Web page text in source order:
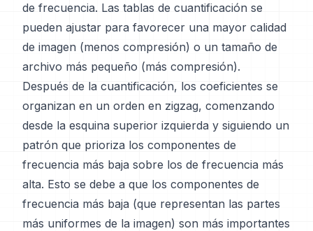
de frecuencia. Las tablas de cuantificación se
pueden ajustar para favorecer una mayor calidad
de imagen (menos compresión) o un tamaño de
archivo más pequeño (más compresión).
Después de la cuantificación, los coeficientes se
organizan en un orden en zigzag, comenzando
desde la esquina superior izquierda y siguiendo un
patrón que prioriza los componentes de
frecuencia más baja sobre los de frecuencia más
alta. Esto se debe a que los componentes de
frecuencia más baja (que representan las partes
más uniformes de la imagen) son más importantes